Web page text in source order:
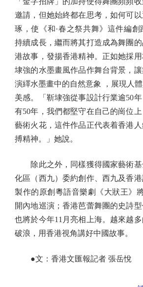
邀請，但她始終都在思考，如何可
琢，使《和·春之祭共舞》這件編創
持續成長，繼而將其打造成為舞團
港故事，發揚香港精神。正如她採
埭強的水墨畫風作品作舞台背景，
演繹水墨畫中的自然意象 ，展現人
美感。「靳埭強從事設計行業逾50
有50年，我們都堅守在自己的崗位
藝術火花，這件作品正代表着香港
搏精神。」她說。
除此之外，同樣獲得國家藝術基
化區（西九）委約創作、西九及香
製作的原創粵語音樂劇《大狀王》
開內地巡演；香港芭蕾舞團的史詩型
也將於今年11月亮相上海。越來越
破浪，用香港視角講好中國故事。
●文：香港文匯報記者 張岳悅